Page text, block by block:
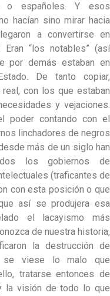
o españoles. Y esos
hacían sino mirar hacia
a convertirse en
“los notables” (así
por demás estaban en
De tanto copiar,
con los que estaban
y vejaciones.
poder contando con el
linchadores de negros
más de un siglo han
los gobiernos de
(traficantes de
con esta posición o que
así se produjera esa
el lacayismo más
de nuestra historia,
la destrucción de
se viese lo malo que
tratarse entonces de
la visión de todo lo que